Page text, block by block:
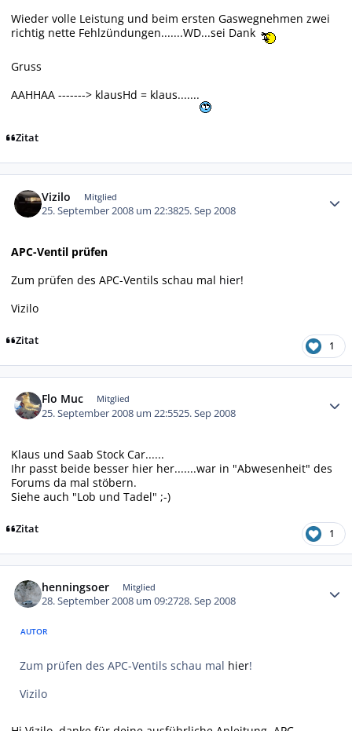
Wieder volle Leistung und beim ersten Gaswegnehmen zwei
richtig nette Fehlzündungen.......WD...sei Dank
Gruss
AAHHAA -------> klausHd = klaus.......
Zitat
Vizilo Mitglied
25. September 2008 um 22:3825. Sep 2008
APC-Ventil prüfen
Zum prüfen des APC-Ventils schau mal hier!
Vizilo
Zitat 1
Flo Muc Mitglied
25. September 2008 um 22:5525. Sep 2008
Klaus und Saab Stock Car......
Ihr passt beide besser hier her.......war in "Abwesenheit" des
Forums da mal stöbern.
Siehe auch "Lob und Tadel" ;-)
Zitat 1
henningsoer Mitglied
28. September 2008 um 09:2728. Sep 2008
AUTOR
Zum prüfen des APC-Ventils schau mal hier!
Vizilo